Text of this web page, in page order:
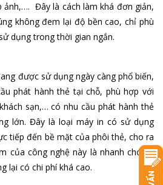
ảnh,…. Đây là cách làm khá đơn giản,
không đem lại độ bền cao, chỉ phù
dụng trong thời gian ngắn.
được sử dụng ngày càng phổ biến,
phát hành thẻ tại chỗ, phù hợp với
sạn,… có nhu cầu phát hành thẻ
lớn. Đây là loại máy in có sử dụng
tiếp đến bề mặt của phôi thẻ, cho ra
của công nghệ này là nhanh chóng,
lại có chi phí khá cao.